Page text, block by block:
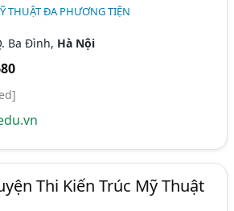
THUẬT ĐA PHƯƠNG TIỆN
Ba Đình, Hà Nội
Thi Kiến Trúc Mỹ Thuật